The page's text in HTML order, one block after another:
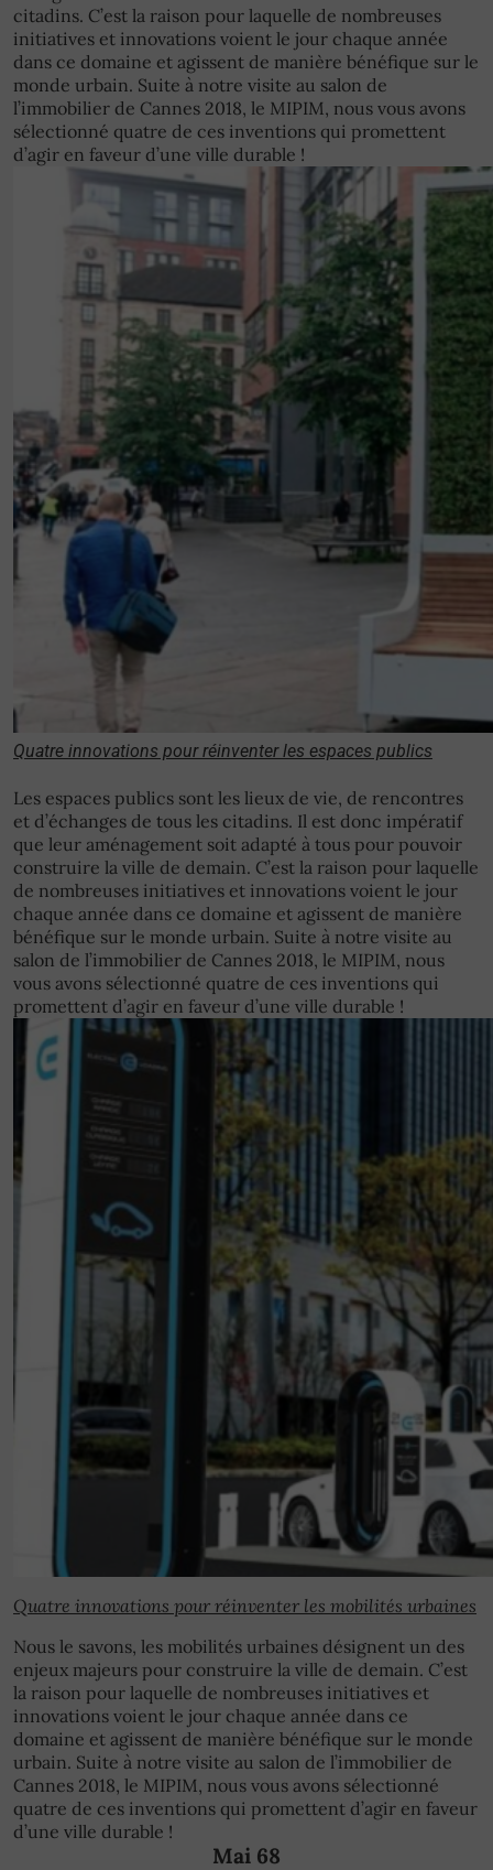
citadins. C’est la raison pour laquelle de nombreuses
initiatives et innovations voient le jour chaque année
dans ce domaine et agissent de manière bénéfique sur le
monde urbain. Suite à notre visite au salon de
l’immobilier de Cannes 2018, le MIPIM, nous vous avons
sélectionné quatre de ces inventions qui promettent
d’agir en faveur d’une ville durable !
Quatre innovations pour réinventer les espaces publics
Les espaces publics sont les lieux de vie, de rencontres
et d’échanges de tous les citadins. Il est donc impératif
que leur aménagement soit adapté à tous pour pouvoir
construire la ville de demain. C’est la raison pour laquelle
de nombreuses initiatives et innovations voient le jour
chaque année dans ce domaine et agissent de manière
bénéfique sur le monde urbain. Suite à notre visite au
salon de l’immobilier de Cannes 2018, le MIPIM, nous
vous avons sélectionné quatre de ces inventions qui
promettent d’agir en faveur d’une ville durable !
Quatre innovations pour réinventer les mobilités urbaines
Nous le savons, les mobilités urbaines désignent un des
enjeux majeurs pour construire la ville de demain. C’est
la raison pour laquelle de nombreuses initiatives et
innovations voient le jour chaque année dans ce
domaine et agissent de manière bénéfique sur le monde
urbain. Suite à notre visite au salon de l’immobilier de
Cannes 2018, le MIPIM, nous vous avons sélectionné
quatre de ces inventions qui promettent d’agir en faveur
d’une ville durable !
Mai 68